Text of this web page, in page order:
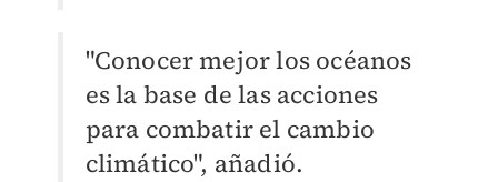
"Conocer mejor los océanos
es la base de las acciones
para combatir el cambio
climático", añadió.